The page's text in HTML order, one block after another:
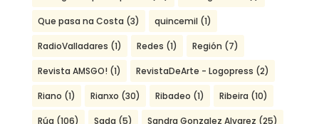
Que pasa na Costa (3) quincemil (1)
RadioValladares (1) Redes (1) Región (7)
Revista AMSGO! (1) RevistaDeArte - Logopress (2)
Riano (1) Rianxo (30) Ribadeo (1) Ribeira (10)
Rúa (106) Sada (5) Sandra Gonzalez Alvarez (25)